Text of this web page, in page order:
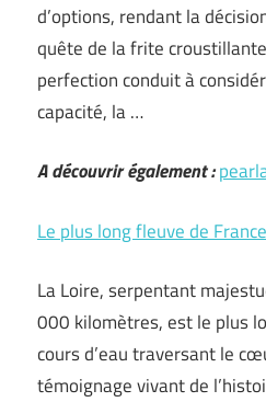
d’options, rendant la
quête de la frite
perfection conduit à
capacité, la …
A découvrir également :
Le plus long fleuve de
La Loire, serpentant
000 kilomètres, est le plus
cours d’eau traversant le
témoignage vivant de